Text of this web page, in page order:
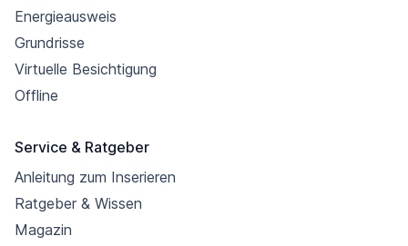
Energieausweis
Grundrisse
Virtuelle Besichtigung
Offline
Service & Ratgeber
Anleitung zum Inserieren
Ratgeber & Wissen
Magazin